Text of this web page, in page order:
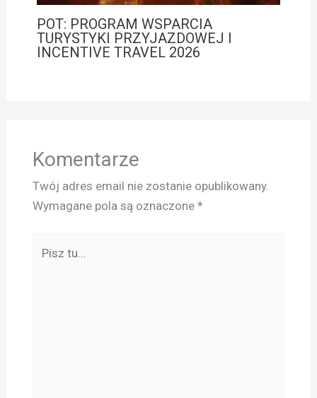
POT: PROGRAM WSPARCIA
TURYSTYKI PRZYJAZDOWEJ I
INCENTIVE TRAVEL 2026
Komentarze
Twój adres email nie zostanie opublikowany.
Wymagane pola są oznaczone *